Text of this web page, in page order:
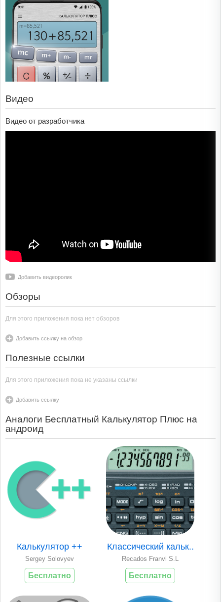
Видео
Видео от разработчика
Добавить видеоролик
Обзоры
Для этого приложения пока нет обзоров
Добавить ссылку на обзор
Полезные ссылки
Для этого приложения пока не указаны ссылки
Добавить ссылку
Аналоги Бесплатный Калькулятор Плюс на
андроид
Калькулятор ++
Sergey Solovyev
Бесплатно
Классический кальк..
Recados Franvi S.L
Бесплатно